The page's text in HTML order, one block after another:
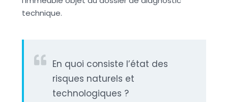
technique.
En quoi consiste l’état des
risques naturels et
technologiques ?